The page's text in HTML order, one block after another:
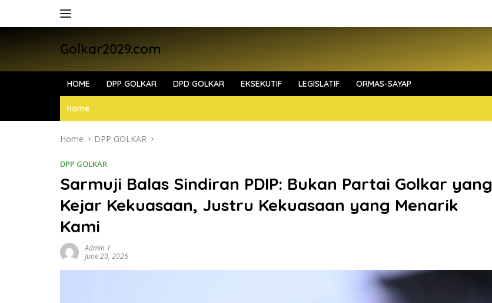
Golkar2029.com
HOME DPP GOLKAR DPD GOLKAR EKSEKUTIF LEGISLATIF ORMAS-SAYAP
home
Home DPP GOLKAR
DPP GOLKAR
Sarmuji Balas Sindiran PDIP: Bukan Partai Golkar yang
Kejar Kekuasaan, Justru Kekuasaan yang Menarik
Kami
Admin 1
June 20, 2026